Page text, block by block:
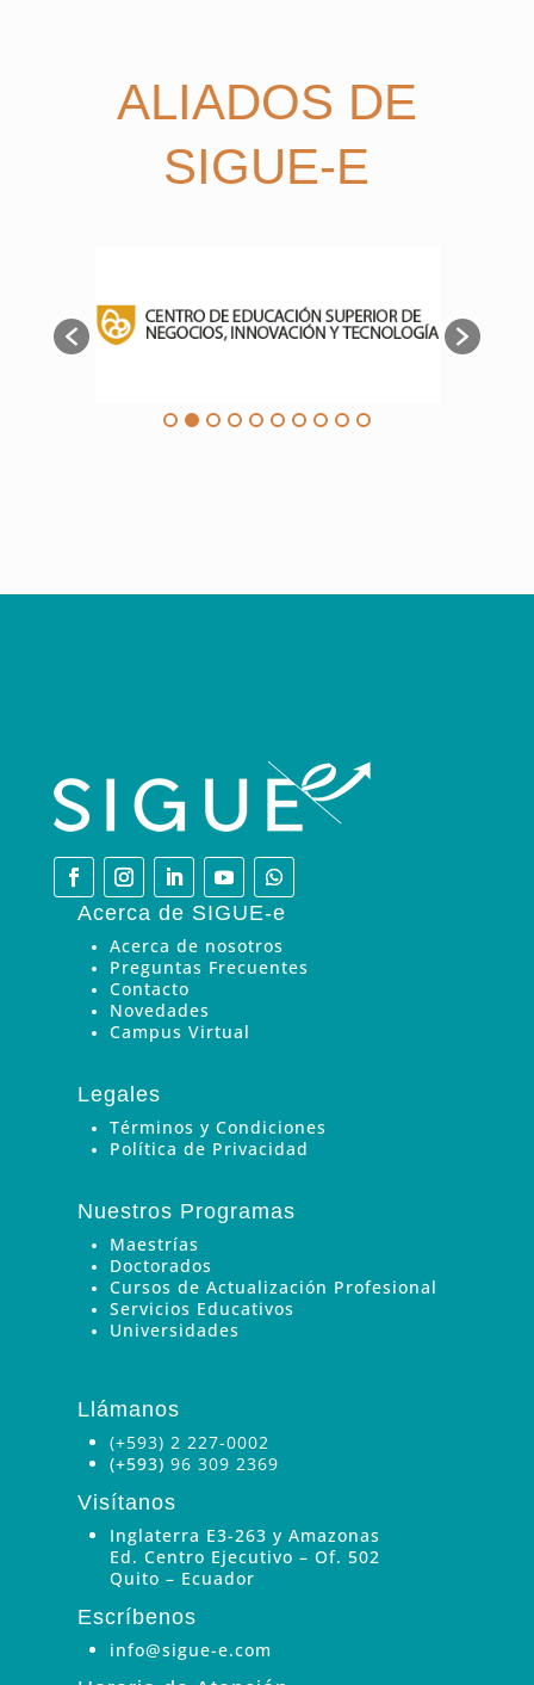
ALIADOS DE
SIGUE-E
Acerca de SIGUE-e
Acerca de nosotros
Preguntas Frecuentes
Contacto
Novedades
Campus Virtual
Legales
Términos y Condiciones
Política de Privacidad
Nuestros Programas
Maestrías
Doctorados
Cursos de Actualización Profesional
Servicios Educativos
Universidades
Llámanos
(+593) 2 227-0002
(+593) 96 309 2369
Visítanos
Inglaterra E3-263 y Amazonas
Ed. Centro Ejecutivo – Of. 502
Quito – Ecuador
Escríbenos
info@sigue-e.com